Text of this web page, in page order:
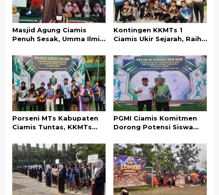
p
o
s
Masjid Agung Ciamis
Penuh Sesak, Umma Ilmia
Berdamai dengan Takdir
Kontingen KKMTs 1
Ciamis Ukir Sejarah, Raih
Kabupaten Ciamis
Porseni MTs Kabupaten
Ciamis Tuntas, KKMTs
di Jabar
PGMI Ciamis Komitmen
Dorong Potensi Siswa
Olahraga dan Seni